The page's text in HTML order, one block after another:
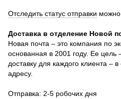
Отследить статус отправки
Доставка в отделение Новой
Новая почта – это компания по
основанная в 2001 году. Ее цель
доставку для каждого клиента –
адресу.
Отправка: 2-5 робочих дня